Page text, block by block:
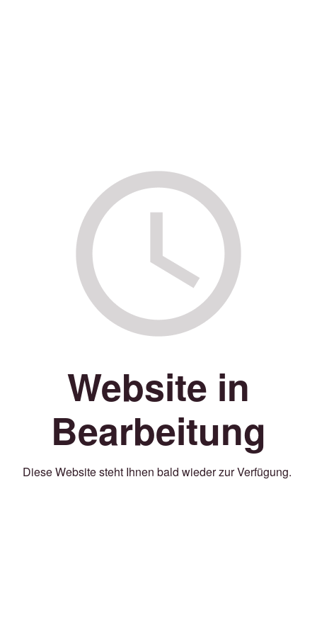
Website in
Bearbeitung
Diese Website steht Ihnen bald wieder zur Verfügung.